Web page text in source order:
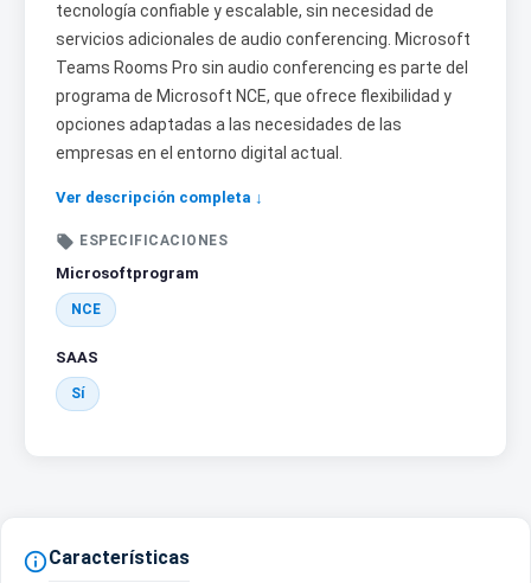
tecnología confiable y escalable, sin necesidad de
servicios adicionales de audio conferencing. Microsoft
Teams Rooms Pro sin audio conferencing es parte del
programa de Microsoft NCE, que ofrece flexibilidad y
opciones adaptadas a las necesidades de las
empresas en el entorno digital actual.
Ver descripción completa ↓
 ESPECIFICACIONES
Microsoftprogram
NCE
SAAS
Sí
Características